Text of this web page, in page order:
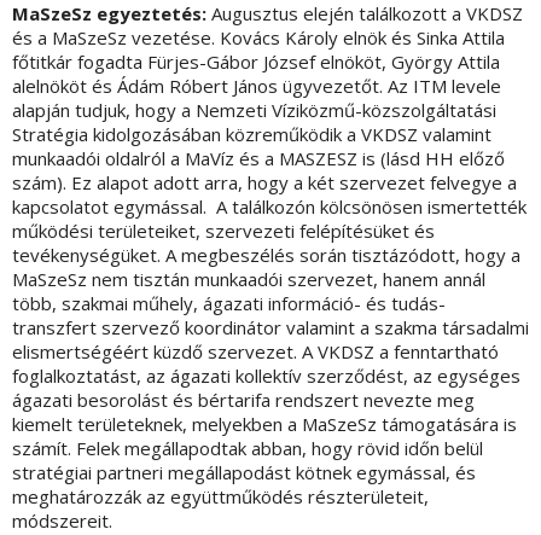
MaSzeSz egyeztetés: Augusztus elején találkozott a VKDSZ
és a MaSzeSz vezetése. Kovács Károly elnök és Sinka Attila
főtitkár fogadta Fürjes-Gábor József elnököt, György Attila
alelnököt és Ádám Róbert János ügyvezetőt. Az ITM levele
alapján tudjuk, hogy a Nemzeti Víziközmű-közszolgáltatási
Stratégia kidolgozásában közreműködik a VKDSZ valamint
munkaadói oldalról a MaVíz és a MASZESZ is (lásd HH előző
szám). Ez alapot adott arra, hogy a két szervezet felvegye a
kapcsolatot egymással. A találkozón kölcsönösen ismertették
működési területeiket, szervezeti felépítésüket és
tevékenységüket. A megbeszélés során tisztázódott, hogy a
MaSzeSz nem tisztán munkaadói szervezet, hanem annál
több, szakmai műhely, ágazati információ- és tudás-
transzfert szervező koordinátor valamint a szakma társadalmi
elismertségéért küzdő szervezet. A VKDSZ a fenntartható
foglalkoztatást, az ágazati kollektív szerződést, az egységes
ágazati besorolást és bértarifa rendszert nevezte meg
kiemelt területeknek, melyekben a MaSzeSz támogatására is
számít. Felek megállapodtak abban, hogy rövid időn belül
stratégiai partneri megállapodást kötnek egymással, és
meghatározzák az együttműködés részterületeit,
módszereit.